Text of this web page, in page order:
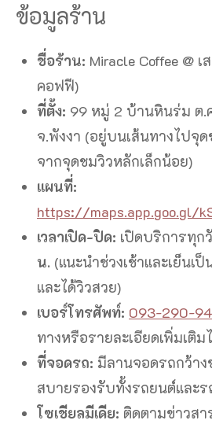
ข้อมูลร้าน
ชื่อร้าน: Miracle Coffee @
คอฟฟี)
ที่ตั้ง: 99 หมู่ 2 บ้านหินร่ม ต.
จ.พังงา (อยู่บนเส้นทางไปจุ
จากจุดชมวิวหลักเล็กน้อย)
แผนที่:
https://maps.app.goo.gl/
เวลาเปิด-ปิด: เปิดบริการทุก
น. (แนะนำช่วงเช้าและเย็นเ
และได้วิวสวย)
เบอร์โทรศัพท์: 093-290-
ทางหรือรายละเอียดเพิ่มเติม
ที่จอดรถ: มีลานจอดรถกว้าง
สบายรองรับทั้งรถยนต์และร
โซเชียลมีเดีย: ติดตามข่าวส